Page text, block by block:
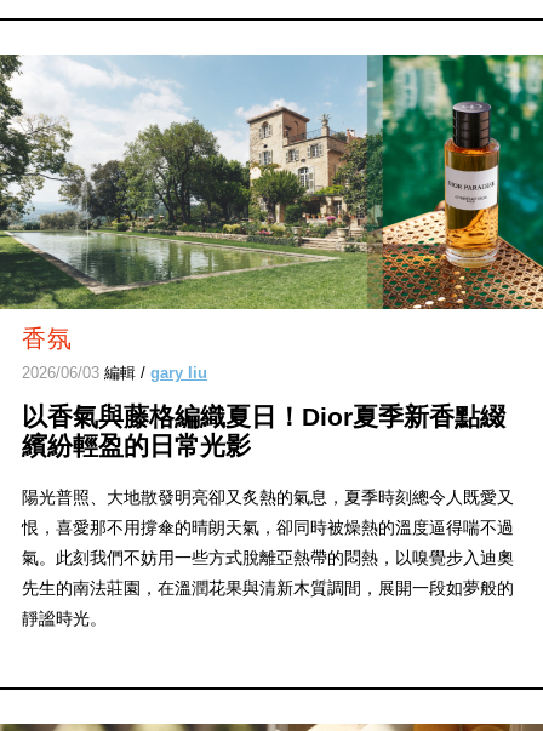
香氛
2026/06/03編輯 / gary liu
以香氣與藤格編織夏日！Dior夏季新香點綴
繽紛輕盈的日常光影
陽光普照、大地散發明亮卻又炙熱的氣息，夏季時刻總令人既愛又
恨，喜愛那不用撐傘的晴朗天氣，卻同時被燥熱的溫度逼得喘不過
氣。此刻我們不妨用一些方式脫離亞熱帶的悶熱，以嗅覺步入迪奧
先生的南法莊園，在溫潤花果與清新木質調間，展開一段如夢般的
靜謐時光。